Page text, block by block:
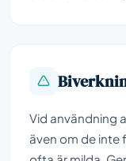
Vid användning
även om de inte